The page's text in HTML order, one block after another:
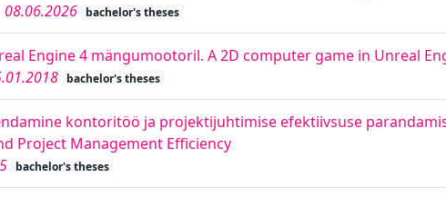
08.06.2026 bachelor's theses
Engine 4 mängumootoril. A 2D computer game in Unreal
bachelor's theses
kontoritöö ja projektijuhtimise efektiivsuse
Project Management Efficiency
bachelor's theses